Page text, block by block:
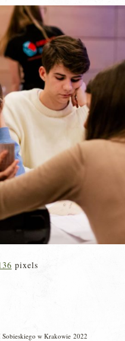
pixels
w Krakowie 2022